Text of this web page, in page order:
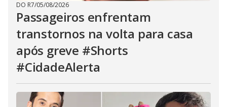
DO R7/05/08/2026
Passageiros enfrentam
transtornos na volta para casa
após greve #Shorts
#CidadeAlerta